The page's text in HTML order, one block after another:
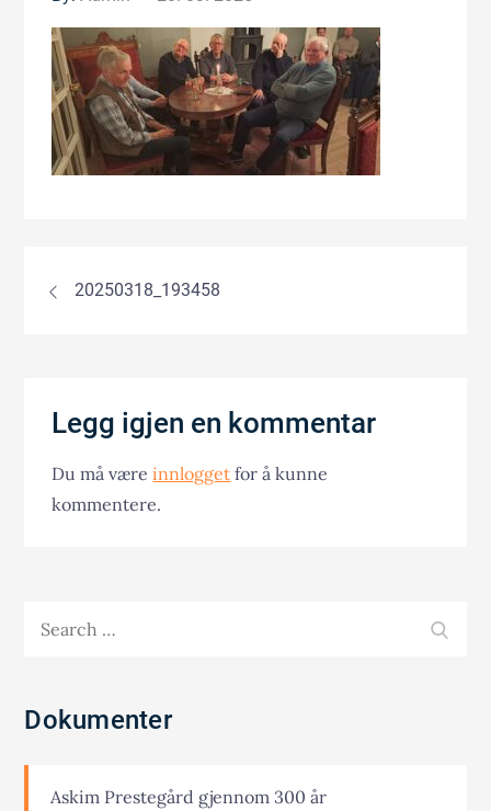
Innleggsnavigasjon
20250318_193458
Legg igjen en kommentar
Du må væreinnlogget for å kunne
kommentere.
Dokumenter
Askim Prestegård gjennom 300 år